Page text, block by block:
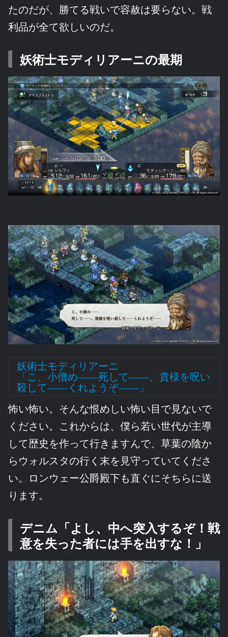
たのだが、勝てる戦いで容赦は要らない。戦
利品が全て欲しいのだ。
妖術士モディリアーニの最期
妖術士モディリアーニ
「こ、小僧め――死して――、貴様を呪い
殺して――くれようぞ――」
怖い怖い。そんな恨めしい怖い目で見ないで
ください。これからは、僕ら若い世代が主導
して歴史を作って行きますんで、草葉の陰か
らウォルスタの行く末を見守っていてくださ
い。ロンウェー公爵殿下も直ぐにそちらに送
ります。
デニム「よし、中へ突入するぞ！戦
意を失った者には手を出すな！」